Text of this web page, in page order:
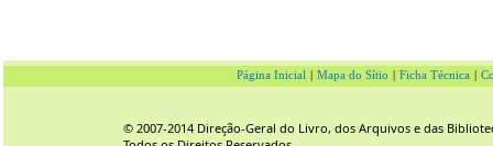
Página Inicial Mapa do Sítio Ficha Técnica
© 2007-2014 Direção-Geral do Livro, dos Arquivos e das